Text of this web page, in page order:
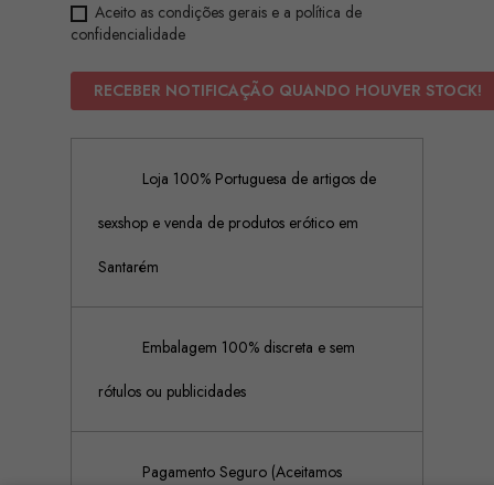
Aceito as condições gerais e a política de
confidencialidade
RECEBER NOTIFICAÇÃO QUANDO HOUVER STOCK!
Loja 100% Portuguesa de artigos de
sexshop e venda de produtos erótico em
Santarém
Embalagem 100% discreta e sem
rótulos ou publicidades
Pagamento Seguro (Aceitamos